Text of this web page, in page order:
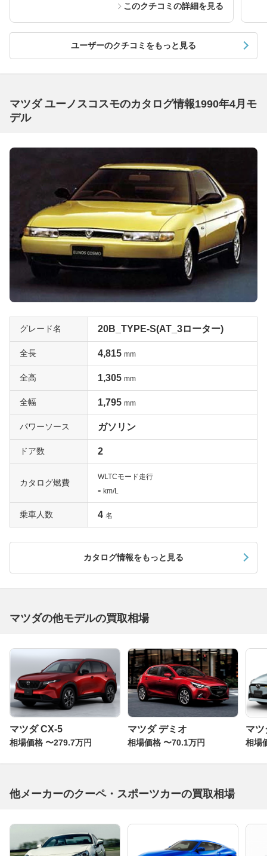
このクチコミの詳細を見る
ユーザーのクチコミをもっと見る
マツダ ユーノスコスモのカタログ情報1990年4月モ
デル
グレード名 20B_TYPE-S(AT_3ローター)
全長 4,815 mm
全高 1,305 mm
全幅 1,795 mm
パワーソース ガソリン
ドア数 2
カタログ燃費
WLTCモード走行
- km/L
乗車人数 4 名
カタログ情報をもっと見る
マツダの他モデルの買取相場
マツダ CX-5
相場価格 〜279.7万円
マツダ デミオ
相場価格 〜70.1万円
マ
相場
他メーカーのクーペ・スポーツカーの買取相場